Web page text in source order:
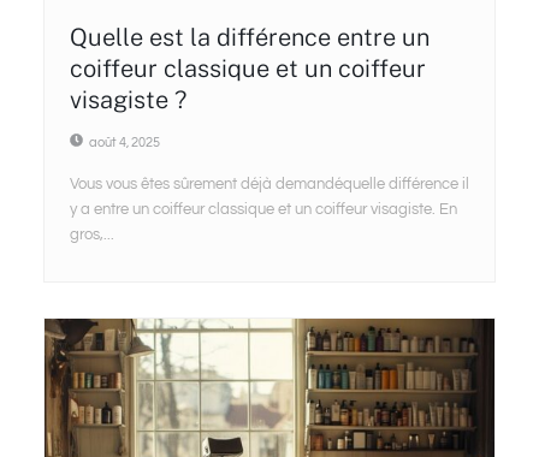
Quelle est la différence entre un
coiffeur classique et un coiffeur
visagiste ?
août 4, 2025
Vous vous êtes sûrement déjà demandéquelle différence il
y a entre un coiffeur classique et un coiffeur visagiste. En
gros,...